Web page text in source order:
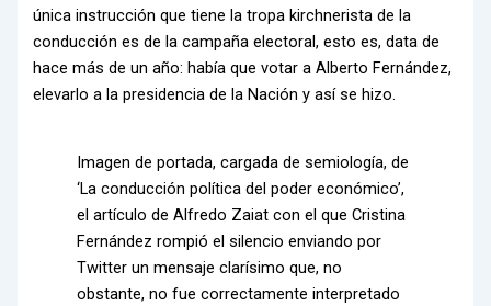
única instrucción que tiene la tropa kirchnerista de la
conducción es de la campaña electoral, esto es, data de
hace más de un año: había que votar a Alberto Fernández,
elevarlo a la presidencia de la Nación y así se hizo.
Imagen de portada, cargada de semiología, de
‘La conducción política del poder económico’,
el artículo de Alfredo Zaiat con el que Cristina
Fernández rompió el silencio enviando por
Twitter un mensaje clarísimo que, no
obstante, no fue correctamente interpretado